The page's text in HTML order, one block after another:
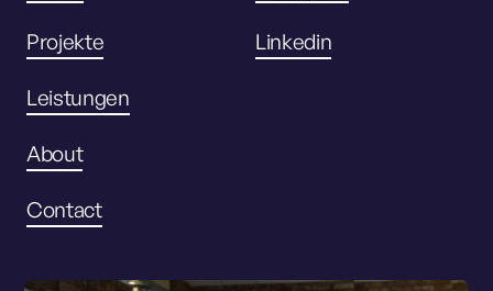
Projekte
Leistungen
About
Contact
Linkedin